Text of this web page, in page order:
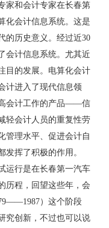
家和会计专家在长春第
化会计信息系统。这是
的历史意义。经过近30
会计信息系统。尤其近
目的发展。电算化会计
计进入了现代信息领
会计工作的产品——信
轻会计人员的重复性劳
管理水平、促进会计自
挥了积极的作用。
行是在长春第一汽车
历程，回望这些年，会
）这个阶段
究创新，不过也可以说